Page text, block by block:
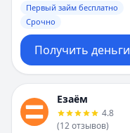
Первый займ бесплатно
Срочно
Получить деньги
Езаём
4.8
(12отзывов)